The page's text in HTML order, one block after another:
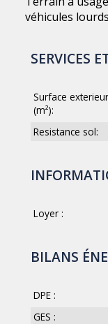
véhicules
SERVICES
Surface exterieur
(m²):
Resistance sol:
Loyer :
BILANS
DPE :
GES :